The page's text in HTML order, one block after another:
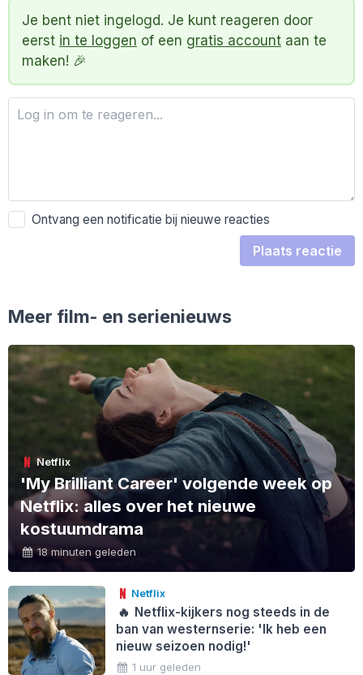
Je bent niet ingelogd. Je kunt reageren door
eerst in te loggen of een gratis account aan te
maken! 🎉
Ontvang een notificatie bij nieuwe reacties
Plaats reactie
Meer film- en serienieuws
Netflix
'My Brilliant Career' volgende week op
Netflix: alles over het nieuwe
kostuumdrama
18 minuten geleden
Netflix
🔥 Netflix-kijkers nog steeds in de
ban van westernserie: 'Ik heb een
nieuw seizoen nodig!'
1 uur geleden